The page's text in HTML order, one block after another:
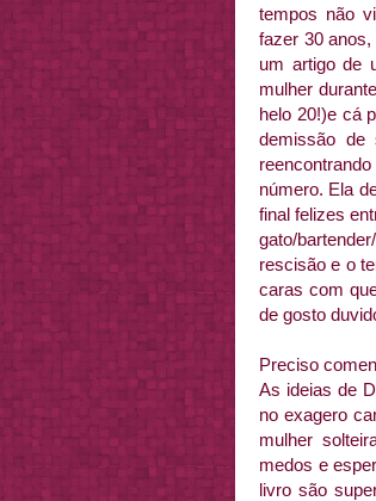
tempos não
fazer 30
um artigo de
mulher
helo 20!)e cá
demissão
número. Ela
final felizes
gato/
rescisão e o
caras com
de gosto
Preciso
As ideias de
no exagero
mulher
medos e
livro são